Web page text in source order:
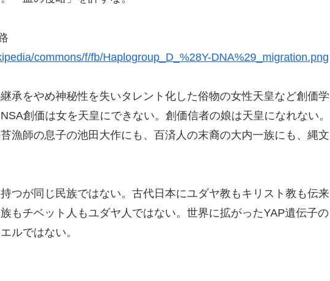
commons/f/fb/Haplogroup_D_%28Y-DNA%29_migration.png
承をやめ神秘性を失いタレント化した俗物の女性天皇など創価学
創価は女を天皇にできない。創価信者の娘は天皇になれない。
漁師の息子の池田大作にも、百済人の末裔の大内一族にも、縄文
つが同じ民族ではない。古代日本にユダヤ教もキリスト教も伝来
もチベット人もユダヤ人ではない。世界に拡がったYAP遺伝子の
ルではない。